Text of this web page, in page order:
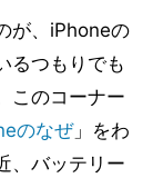
が、iPhoneの
るつもりでも
このコーナー
のなぜ」をわ
、バッテリー